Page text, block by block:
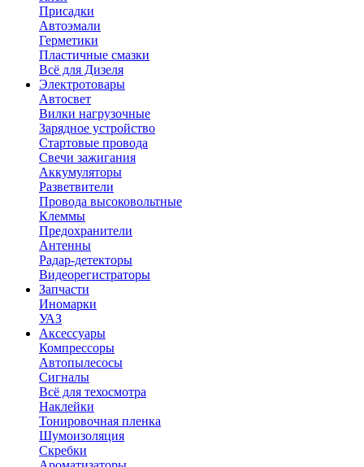
Присадки
Автоэмали
Герметики
Пластичные смазки
Всё для Дизеля
Электротовары
Автосвет
Вилки нагрузочные
Зарядное устройство
Стартовые провода
Свечи зажигания
Аккумуляторы
Разветвители
Провода высоковольтные
Клеммы
Предохранители
Антенны
Радар-детекторы
Видеорегистраторы
Запчасти
Иномарки
УАЗ
Аксесcуары
Компрессоры
Автопылесосы
Сигналы
Всё для техосмотра
Наклейки
Тонировочная пленка
Шумоизоляция
Скребки